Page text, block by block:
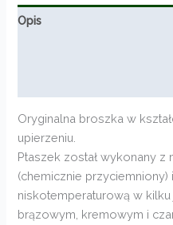
Opis
Oryginalna broszka w
upierzeniu.
Ptaszek został wykonany
(chemicznie przyciemniony)
niskotemperaturową w
brązowym, kremowym i